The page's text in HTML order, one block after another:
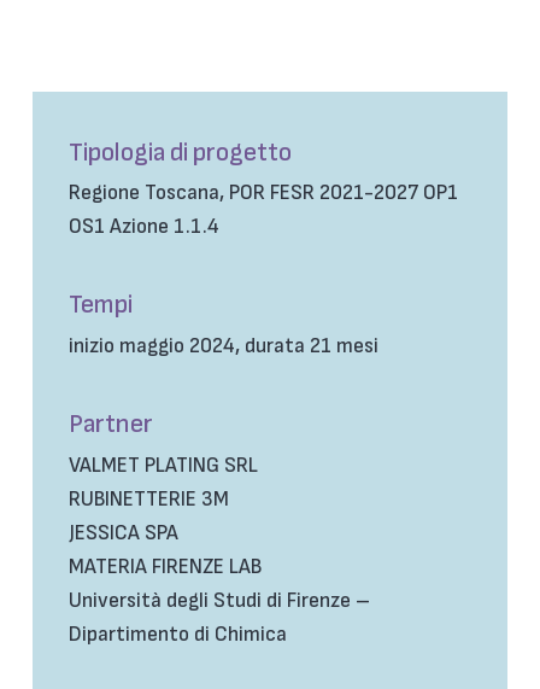
Tipologia di progetto
Regione Toscana, POR FESR 2021-2027 OP1
OS1 Azione 1.1.4
Tempi
inizio maggio 2024, durata 21 mesi
Partner
VALMET PLATING SRL
RUBINETTERIE 3M
JESSICA SPA
MATERIA FIRENZE LAB
Università degli Studi di Firenze –
Dipartimento di Chimica